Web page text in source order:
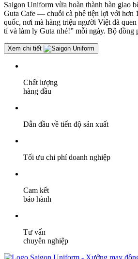
Saigon Uniform vừa hoàn thành bàn giao
Guta Cafe — chuỗi cà phê tiện lợi với hơn
quốc, nơi mà hàng triệu người Việt đã
tí và làm ly Guta nhé!” mỗi ngày. Bộ
Xem chi tiết
Chất lượng
hàng đầu
Dẫn đầu về tiến độ sản xuất
Tối ưu chi phí doanh nghiệp
Cam kết
bảo hành
Tư vấn
chuyên nghiệp